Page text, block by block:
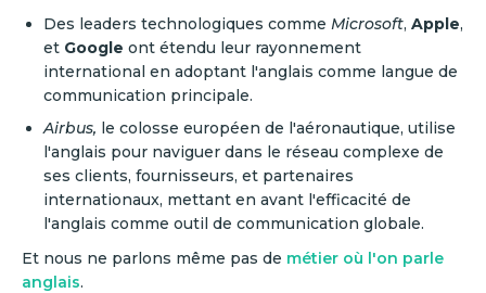
Des leaders technologiques comme Microsoft, Apple,
et Google ont étendu leur rayonnement
international en adoptant l'anglais comme langue de
communication principale.
Airbus, le colosse européen de l'aéronautique, utilise
l'anglais pour naviguer dans le réseau complexe de
ses clients, fournisseurs, et partenaires
internationaux, mettant en avant l'efficacité de
l'anglais comme outil de communication globale.
Et nous ne parlons même pas de métier où l'on parle
anglais.